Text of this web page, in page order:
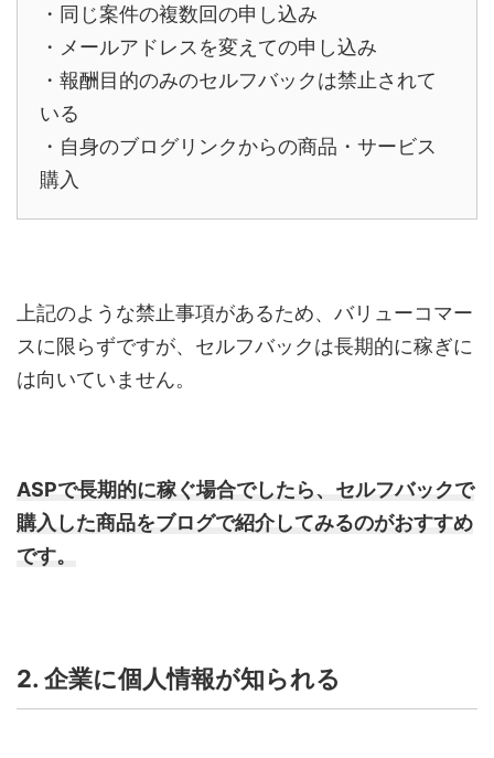
・同じ案件の複数回の申し込み
・メールアドレスを変えての申し込み
・報酬目的のみのセルフバックは禁止されて
いる
・自身のブログリンクからの商品・サービス
購入
上記のような禁止事項があるため、バリューコマー
スに限らずですが、セルフバックは長期的に稼ぎに
は向いていません。
ASPで長期的に稼ぐ場合でしたら、セルフバックで
購入した商品をブログで紹介してみるのがおすすめ
です。
2. 企業に個人情報が知られる